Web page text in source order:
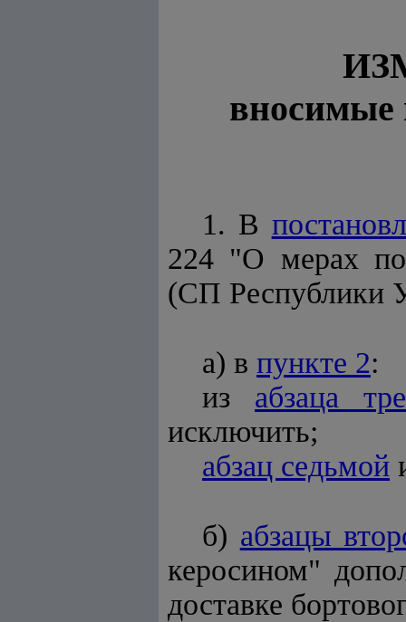
вносимые
1. В
224 "О мерах по
(СП Республики
а) в пункте 2:
из абзаца
исключить;
абзац седьмой
б) абзацы
керосином"
доставке